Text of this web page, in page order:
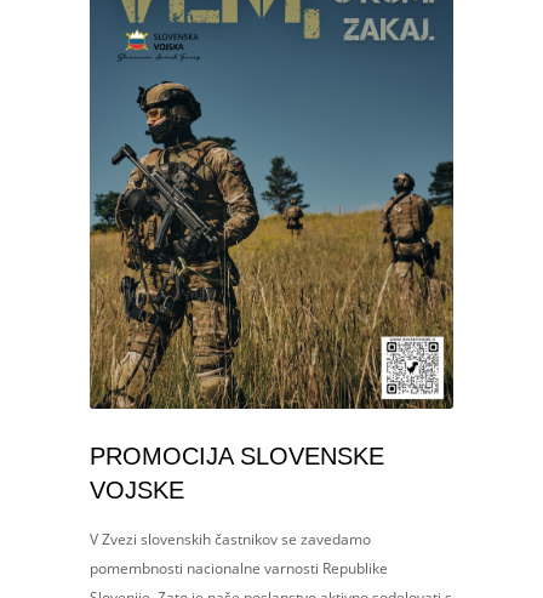
PROMOCIJA SLOVENSKE
VOJSKE
V Zvezi slovenskih častnikov se zavedamo
pomembnosti nacionalne varnosti Republike